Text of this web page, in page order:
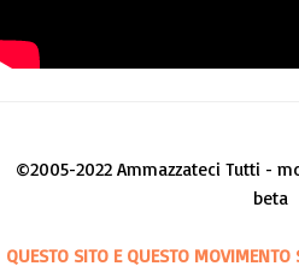
©2005-2022 Ammazzateci Tutti -
beta
QUESTO SITO E QUESTO